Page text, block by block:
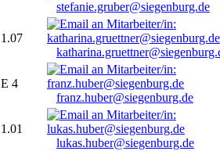
stefanie.gruber@siegenburg.de
1.07
E 4
franz.huber@siegenburg.de
1.01
lukas.huber@siegenburg.de